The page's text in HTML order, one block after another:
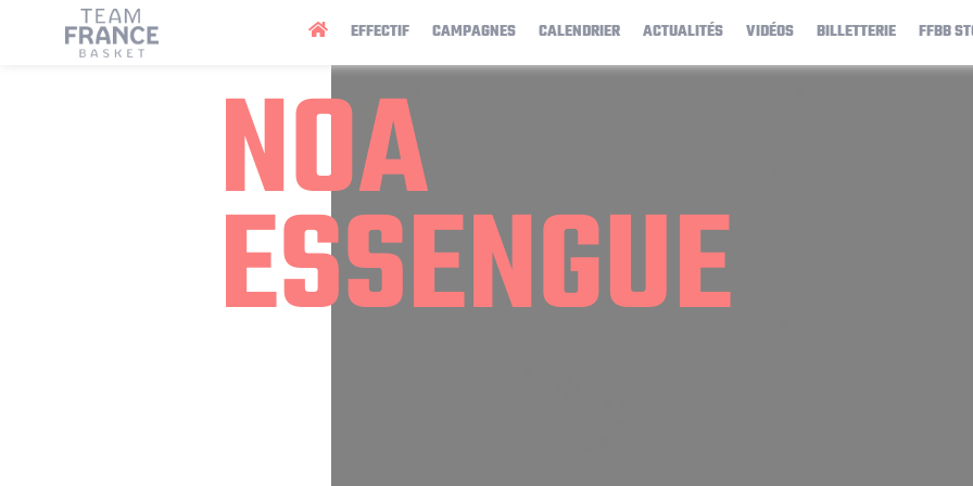
EFFECTIF CAMPAGNES CALENDRIER ACTUALITÉS VIDÉOS BILLETTERIE FFBB
NOA
ESSENGUE
Panneau de gestion des cookies